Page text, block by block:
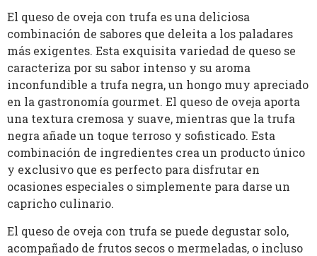
El queso de oveja con trufa es una deliciosa
combinación de sabores que deleita a los paladares
más exigentes. Esta exquisita variedad de queso se
caracteriza por su sabor intenso y su aroma
inconfundible a trufa negra, un hongo muy apreciado
en la gastronomía gourmet. El queso de oveja aporta
una textura cremosa y suave, mientras que la trufa
negra añade un toque terroso y sofisticado. Esta
combinación de ingredientes crea un producto único
y exclusivo que es perfecto para disfrutar en
ocasiones especiales o simplemente para darse un
capricho culinario.
El queso de oveja con trufa se puede degustar solo,
acompañado de frutos secos o mermeladas, o incluso